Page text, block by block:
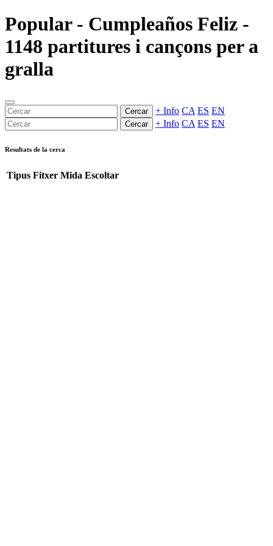
Popular - Cumpleaños Feliz -
1148 partitures i cançons per a
gralla
Cercar + Info CA ES EN
Cercar + Info CA ES EN
Resultats de la cerca
Tipus Fitxer Mida Escoltar